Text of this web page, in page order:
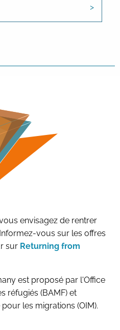
envisagez de rentrer
vous sur les offres
sur Returning from
est proposé par l'Office
réfugiés (BAMF) et
les migrations (OIM).